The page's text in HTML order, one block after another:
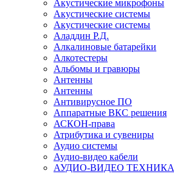
Акустические микрофоны
Акустические системы
Акустические системы
Аладдин Р.Д.
Алкалиновые батарейки
Алкотестеры
Альбомы и гравюры
Антенны
Антенны
Антивирусное ПО
Аппаратные ВКС решения
АСКОН-права
Атрибутика и сувениры
Аудио системы
Аудио-видео кабели
АУДИО-ВИДЕО ТЕХНИКА